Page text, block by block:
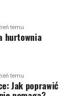
temu
hurtownia
temu
Jak poprawić